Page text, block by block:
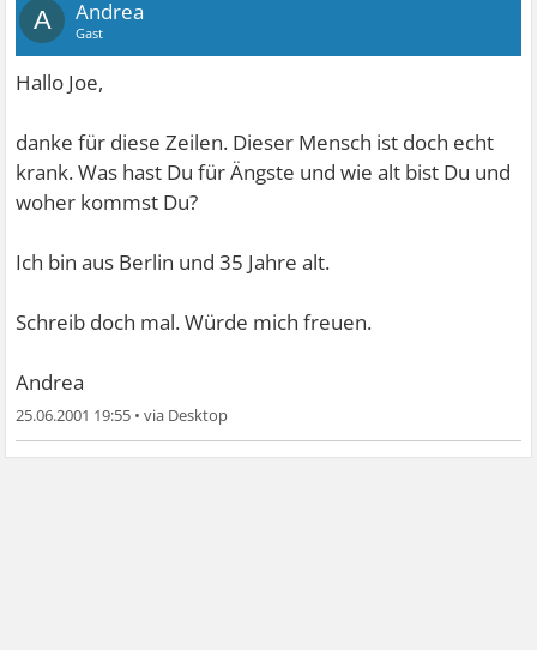
A Andrea
Gast
Hallo Joe,
danke für diese Zeilen. Dieser Mensch ist doch echt
krank. Was hast Du für Ängste und wie alt bist Du und
woher kommst Du?
Ich bin aus Berlin und 35 Jahre alt.
Schreib doch mal. Würde mich freuen.
Andrea
25.06.2001 19:55 •